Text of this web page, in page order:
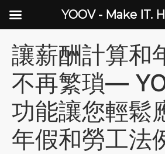
讓薪酬計算和
不再繁瑣—
功能讓您輕鬆
年假和勞工法
YOOV - Make IT.